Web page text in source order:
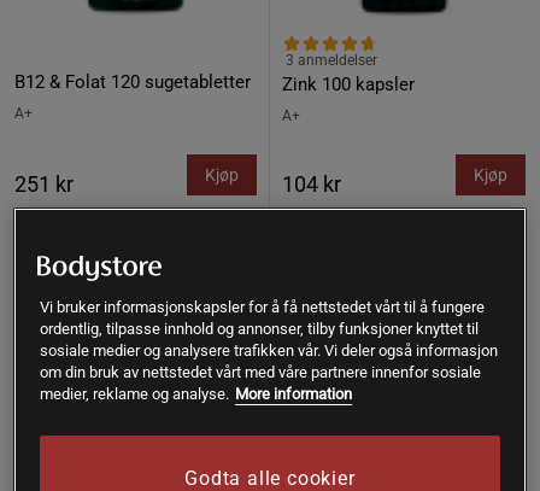
B12 & Folat 120 sugetabletter
A+
251 kr Kjøp
Zink 100 kapsler
3 anmeldelser
A+
104 kr Kjøp
Kjøp flere - opptil 20%
Vi bruker informasjonskapsler for å få nettstedet vårt til å fungere
ordentlig, tilpasse innhold og annonser, tilby funksjoner knyttet til
sosiale medier og analysere trafikken vår. Vi deler også informasjon
om din bruk av nettstedet vårt med våre partnere innenfor sosiale
medier, reklame og analyse. More information
Godta alle cookier